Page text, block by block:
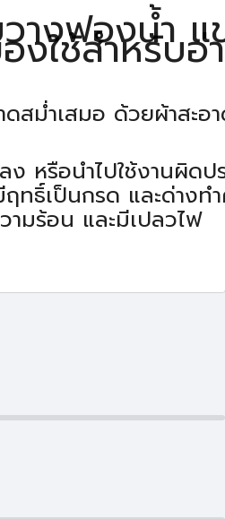
างฟองน้ำ แ
งใช้สำหรับอ่
ดสม่ำเสมอ ด้วยผ้าสะ
หรือนำไปใช้งานผิดป
ฤทธิ์เป็นกรด และด่างท
ามร้อน และมีเปลวไฟ